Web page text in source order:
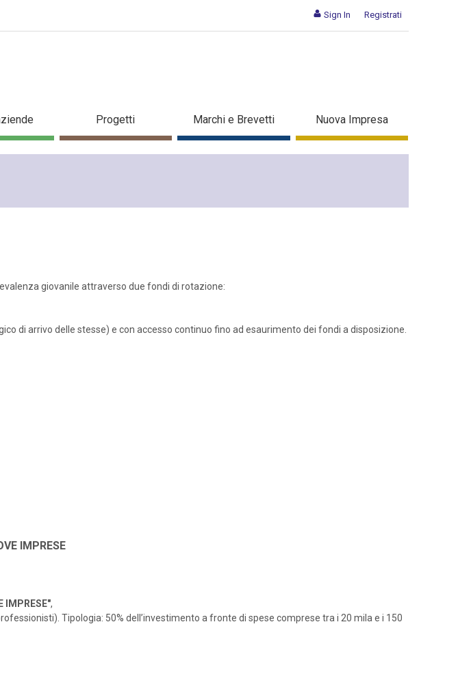
Sign In Registrati
Progetti Marchi e Brevetti Nuova Impresa
giovanile attraverso due fondi di rotazione:
di arrivo delle stesse) e con accesso continuo fino ad esaurimento dei fondi a disposizione.
IMPRESE
IMPRESE",
Tipologia: 50% dell’investimento a fronte di spese comprese tra i 20 mila e i 150